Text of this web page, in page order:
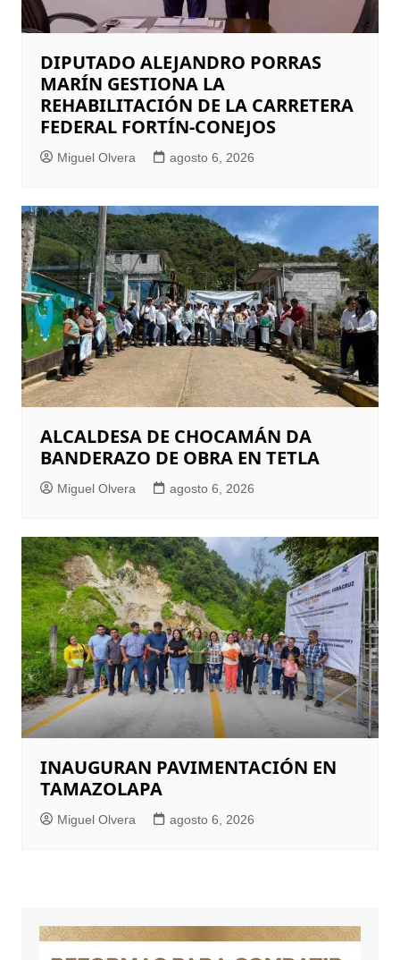
DIPUTADO ALEJANDRO PORRAS
MARÍN GESTIONA LA
REHABILITACIÓN DE LA CARRETERA
FEDERAL FORTÍN-CONEJOS
Miguel Olvera agosto 6, 2026
ALCALDESA DE CHOCAMÁN DA
BANDERAZO DE OBRA EN TETLA
Miguel Olvera agosto 6, 2026
INAUGURAN PAVIMENTACIÓN EN
TAMAZOLAPA
Miguel Olvera agosto 6, 2026